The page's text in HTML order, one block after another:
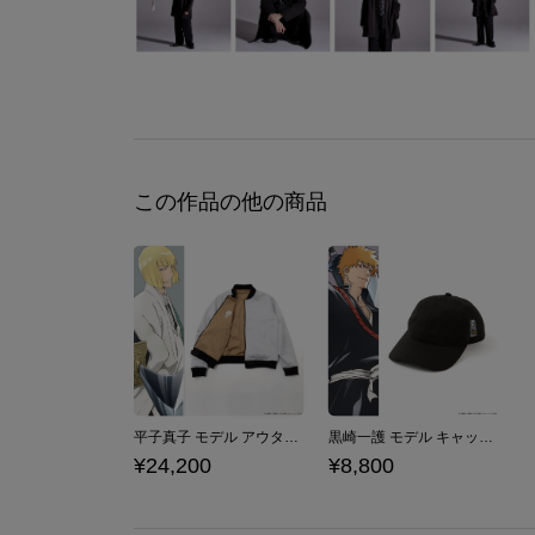
この作品の他の商品
平子真子 モデル アウター BLEACH 千年血戦篇
¥24,200
黒崎一護 モデル キャップ BLEACH 千年血戦篇
¥8,800